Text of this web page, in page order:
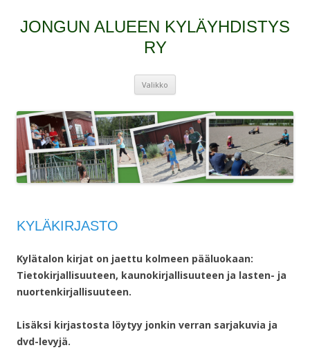
JONGUN ALUEEN KYLÄYHDISTYS
RY
Valikko
KYLÄKIRJASTO
Kylätalon kirjat on jaettu kolmeen pääluokaan:
Tietokirjallisuuteen, kaunokirjallisuuteen ja lasten- ja
nuortenkirjallisuuteen.
Lisäksi kirjastosta löytyy jonkin verran sarjakuvia ja
dvd-levyjä.